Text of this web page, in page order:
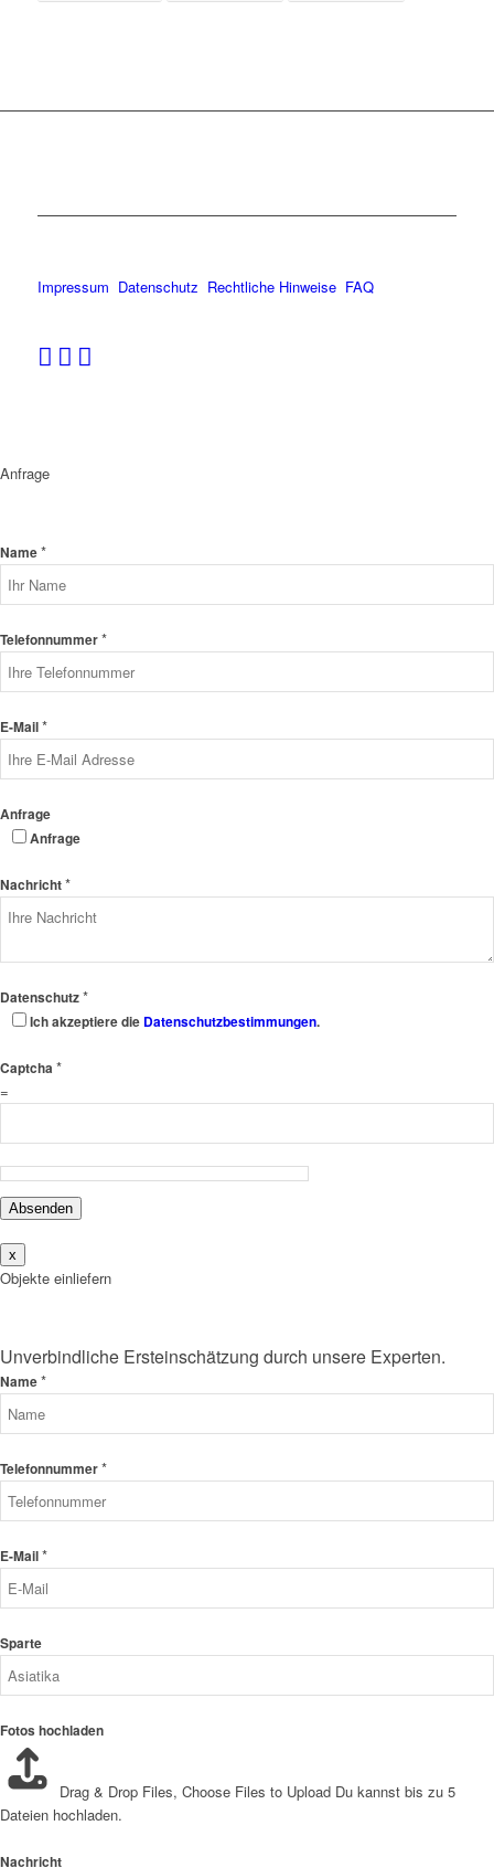
Impressum Datenschutz Rechtliche Hinweise FAQ
Anfrage
Name*
Telefonnummer*
E-Mail*
Anfrage
Anfrage
Nachricht*
Datenschutz*
Ich akzeptiere die Datenschutzbestimmungen.
Captcha *
=
Absenden
x
Objekte einliefern
Unverbindliche Ersteinschätzung durch unsere Experten.
Name*
Telefonnummer*
E-Mail*
Sparte
Fotos hochladen
Drag & Drop Files, Choose Files to Upload Du kannst bis zu 5
Dateien hochladen.
Nachricht